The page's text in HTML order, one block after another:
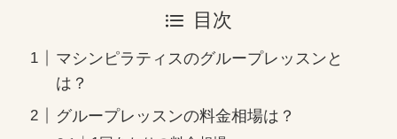
目次
マシンピラティスのグループレッスンと
は？
グループレッスンの料金相場は？